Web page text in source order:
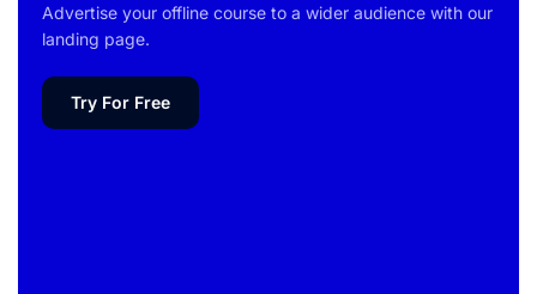
Advertise your offline course to a wider audience with our
landing page.
Try For Free